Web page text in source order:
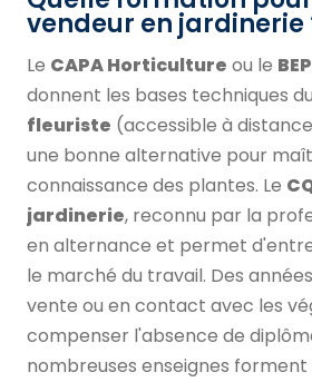
vendeur en jardinerie
Le CAPA Horticulture ou le
donnent les bases techniques
fleuriste (accessible à
une bonne alternative pour
connaissance des plantes. Le
jardinerie, reconnu par la
en alternance et permet
le marché du travail. Des
vente ou en contact avec les
compenser l'absence de
nombreuses enseignes forment